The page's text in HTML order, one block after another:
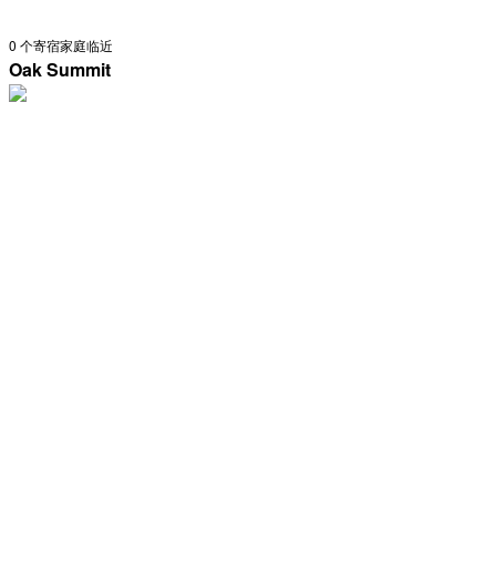
0 个寄宿家庭临近
Oak Summit